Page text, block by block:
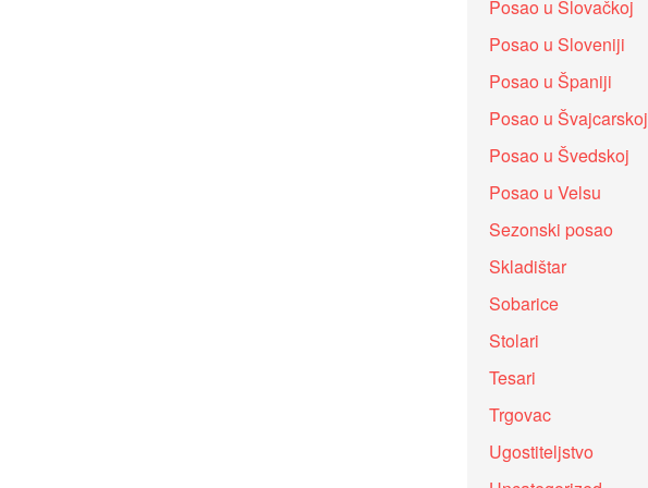
Posao u Slovačkoj
Posao u Sloveniji
Posao u Španiji
Posao u Švajcarskoj
Posao u Švedskoj
Posao u Velsu
Sezonski posao
Skladištar
Sobarice
Stolari
Tesari
Trgovac
Ugostiteljstvo